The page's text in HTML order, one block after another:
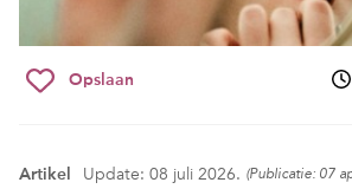
Opslaan
Artikel Update: 08 juli 2026. (Publicatie: 07